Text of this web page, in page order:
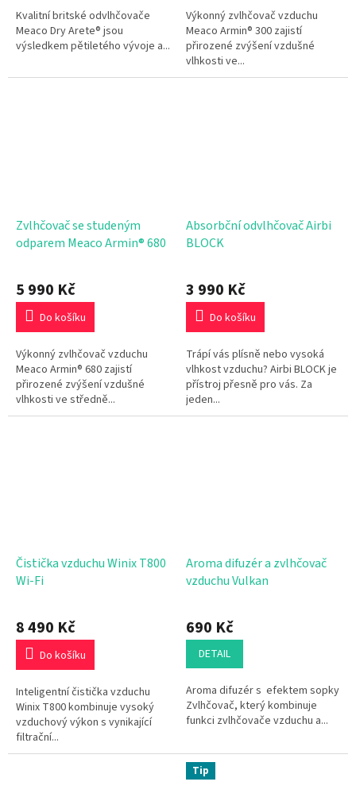
Kvalitní britské odvlhčovače
Meaco Dry Arete® jsou
výsledkem pětiletého vývoje a...
Výkonný zvlhčovač vzduchu
Meaco Armin® 300 zajistí
přirozené zvýšení vzdušné
vlhkosti ve...
Zvlhčovač se studeným
odparem Meaco Armin® 680
5 990 Kč
Do košíku
Výkonný zvlhčovač vzduchu
Meaco Armin® 680 zajistí
přirozené zvýšení vzdušné
vlhkosti ve středně...
Absorbční odvlhčovač Airbi
BLOCK
3 990 Kč
Do košíku
Trápí vás plísně nebo vysoká
vlhkost vzduchu? Airbi BLOCK je
přístroj přesně pro vás. Za
jeden...
Čistička vzduchu Winix T800
Wi-Fi
8 490 Kč
Do košíku
Inteligentní čistička vzduchu
Winix T800 kombinuje vysoký
vzduchový výkon s vynikající
filtrační...
Aroma difuzér a zvlhčovač
vzduchu Vulkan
690 Kč
DETAIL
Aroma difuzér s efektem sopky
Zvlhčovač, který kombinuje
funkci zvlhčovače vzduchu a...
Tip